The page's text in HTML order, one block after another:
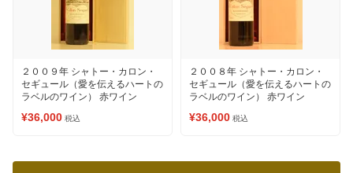
２００９年 シャトー・カロン・
セギュール（愛を伝えるハートの
ラベルのワイン） 赤ワイン
¥36,000 税込
２００８年 シャトー・カロン・
セギュール（愛を伝えるハートの
ラベルのワイン） 赤ワイン
¥36,000 税込